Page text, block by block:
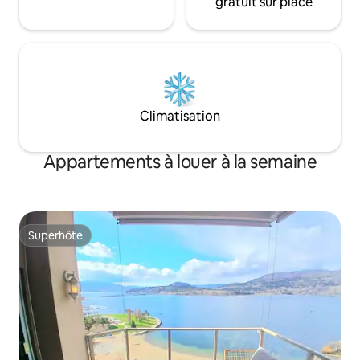
Climatisation
Appartements à louer à la semaine
Superhôte
Superhôte